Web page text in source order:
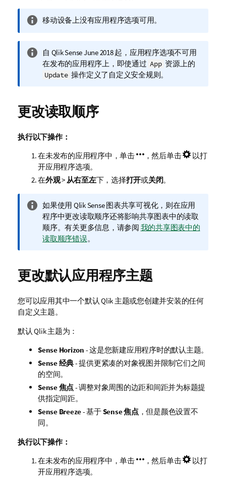
信
释
移动设备上没有应用程序选项可用。
信
息
注
自 Qlik SenseJune 2018 起，应用程序选项不可用
在发布的应用程序上，即使通过 App 资源上的
Update 操作定义了自定义安全规则。
更改读取顺序
执行以下操作：
在未发布的应用程序中，单击
，然后单击
以打
开应用程序选项。
在外观>从右至左下，选择打开或关闭。
信
息
注
释
如果使用 Qlik Sense图表共享可视化，则在应用
程序中更改读取顺序还将影响共享图表中的读取
顺序。有关更多信息，请参阅 我的共享图表中的
读取顺序错误。
更改默认应用程序主题
您可以应用其中一个默认 Qlik 主题或您创建并安装的任何
自定义主题。
默认Qlik主题为：
Sense Horizon - 这是您新建应用程序时的默认主题。
Sense 经典- 提供更紧凑的对象视图并限制它们之间
的空间。
Sense 焦点- 调整对象周围的边距和间距并为标题提
供指定间距。
Sense Breeze- 基于Sense 焦点，但是颜色设置不
同。
执行以下操作：
在未发布的应用程序中，单击
，然后单击
以打
开应用程序选项。